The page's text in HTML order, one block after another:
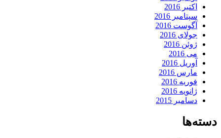
اکتبر 2016
سپتامبر 2016
آگوست 2016
جولای 2016
ژوئن 2016
می 2016
آوریل 2016
مارس 2016
فوریه 2016
ژانویه 2016
دسامبر 2015
دسته‌ها